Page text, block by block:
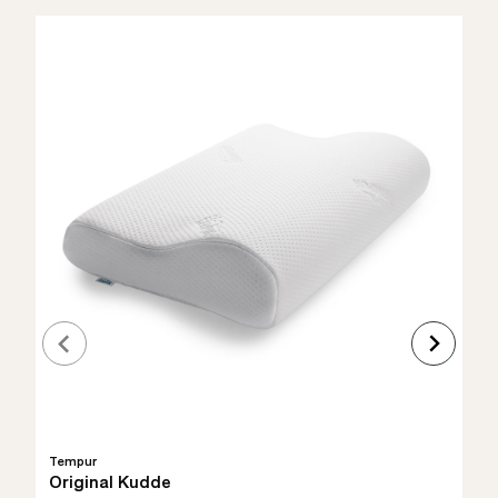
Tempur
Original Kudde